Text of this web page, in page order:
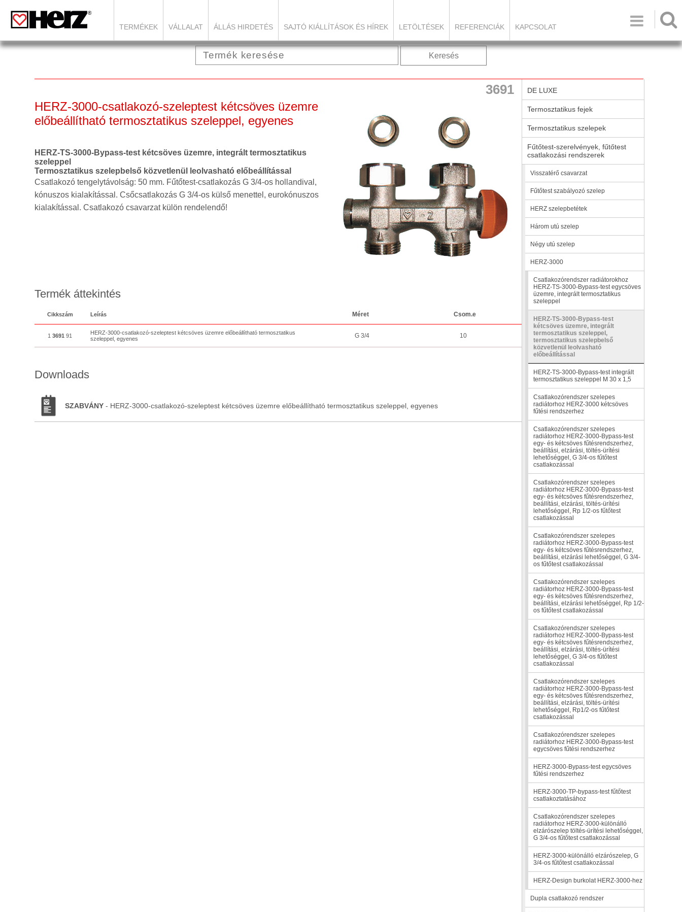

TERMÉKEK VÁLLALAT ÁLLÁS HIRDETÉS SAJTÓ KIÁLLÍTÁSOK ÉS HÍREK LETÖLTÉSEK REFERENCIÁK KAPCSOLAT
Keresés
3691
HERZ-3000-csatlakozó-szeleptest kétcsöves üzemre
előbeállítható termosztatikus szeleppel, egyenes
HERZ-TS-3000-Bypass-test kétcsöves üzemre, integrált termosztatikus
szeleppel
Termosztatikus szelepbelső közvetlenül leolvasható előbeállítással
Csatlakozó tengelytávolság: 50 mm. Fűtőtest-csatlakozás G 3/4-os hollandival,
kónuszos kialakítással. Csőcsatlakozás G 3/4-os külső menettel, eurokónuszos
kialakítással. Csatlakozó csavarzat külön rendelendő!
Termék áttekintés
Cikkszám Leírás Méret Csom.e
1 3691 91
HERZ-3000-csatlakozó-szeleptest kétcsöves üzemre előbeállítható termosztatikus
szeleppel, egyenes
G 3/4 10
Downloads
SZABVÁNY - HERZ-3000-csatlakozó-szeleptest kétcsöves üzemre előbeállítható termosztatikus szeleppel, egyenes
DE LUXE
Termosztatikus fejek
Termosztatikus szelepek
Fűtőtest-szerelvények, fűtőtest
csatlakozási rendszerek
Visszatérő csavarzat
Fűtőtest szabályozó szelep
HERZ szelepbetétek
Három utú szelep
Négy utú szelep
HERZ-3000
Csatlakozórendszer radiátorokhoz
HERZ-TS-3000-Bypass-test egycsöves
üzemre, integrált termosztatikus
szeleppel
HERZ-TS-3000-Bypass-test
kétcsöves üzemre, integrált
termosztatikus szeleppel,
termosztatikus szelepbelső
közvetlenül leolvasható
előbeállítással
HERZ-TS-3000-Bypass-test integrált
termosztatikus szeleppel M 30 x 1,5
Csatlakozórendszer szelepes
radiátorhoz HERZ-3000 kétcsöves
fűtési rendszerhez
Csatlakozórendszer szelepes
radiátorhoz HERZ-3000-Bypass-test
egy- és kétcsöves fűtésrendszerhez,
beállítási, elzárási, töltés-ürítési
lehetőséggel, G 3/4-os fűtőtest
csatlakozással
Csatlakozórendszer szelepes
radiátorhoz HERZ-3000-Bypass-test
egy- és kétcsöves fűtésrendszerhez,
beállítási, elzárási, töltés-ürítési
lehetőséggel, Rp 1/2-os fűtőtest
csatlakozással
Csatlakozórendszer szelepes
radiátorhoz HERZ-3000-Bypass-test
egy- és kétcsöves fűtésrendszerhez,
beállítási, elzárási lehetőséggel, G 3/4-
os fűtőtest csatlakozással
Csatlakozórendszer szelepes
radiátorhoz HERZ-3000-Bypass-test
egy- és kétcsöves fűtésrendszerhez,
beállítási, elzárási lehetőséggel, Rp 1/2-
os fűtőtest csatlakozással
Csatlakozórendszer szelepes
radiátorhoz HERZ-3000-Bypass-test
egy- és kétcsöves fűtésrendszerhez,
beállítási, elzárási, töltés-ürítési
lehetőséggel, G 3/4-os fűtőtest
csatlakozással
Csatlakozórendszer szelepes
radiátorhoz HERZ-3000-Bypass-test
egy- és kétcsöves fűtésrendszerhez,
beállítási, elzárási, töltés-ürítési
lehetőséggel, Rp1/2-os fűtőtest
csatlakozással
Csatlakozórendszer szelepes
radiátorhoz HERZ-3000-Bypass-test
egycsöves fűtési rendszerhez
HERZ-3000-Bypass-test egycsöves
fűtési rendszerhez
HERZ-3000-TP-bypass-test fűtőtest
csatlakoztatásához
Csatlakozórendszer szelepes
radiátorhoz HERZ-3000-különálló
elzárószelep töltés-ürítési lehetőséggel,
G 3/4-os fűtőtest csatlakozással
HERZ-3000-különálló elzárószelep, G
3/4-os fűtőtest csatlakozással
HERZ-Design burkolat HERZ-3000-hez
Dupla csatlakozó rendszer